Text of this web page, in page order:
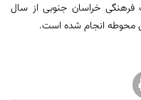
فرهنگی خراسان جنوبی از سال